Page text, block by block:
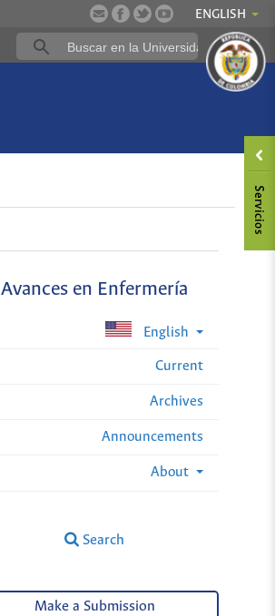
ENGLISH
Avances en Enfermería
English
Current
Archives
Announcements
About
Search
Make a Submission